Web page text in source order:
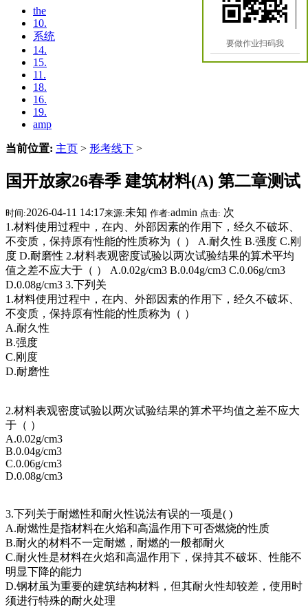
the
10.
系统
14.
15.
11.
18.
16.
19.
amp
当前位置: 主页 > 形考线下 >
国开放家26春季 建筑材料(A) 第二章测试
时间:2026-04-11 14:17来源:未知 作者:admin 点击: 次
1.材料使用过程中，在内、外部因素的作用下，经久不破坏、
不变质，保持原有性能的性质称为（ ） A.耐久性 B.强度 C.刚
度 D.耐磨性 2.材料表观密度试验以两次试验结果的算术平均
值之差不应大于（ ） A.0.02g/cm3 B.0.04g/cm3 C.0.06g/cm3
D.0.08g/cm3 3.下列关
1.材料使用过程中，在内、外部因素的作用下，经久不破坏、
不变质，保持原有性能的性质称为（ ）
A.耐久性
B.强度
C.刚度
D.耐磨性
2.材料表观密度试验以两次试验结果的算术平均值之差不应大
于（ ）
A.0.02g/cm3
B.0.04g/cm3
C.0.06g/cm3
D.0.08g/cm3
3.下列关于耐燃性和耐火性说法有误的一项是( )
A.耐燃性是指材料在火焰和高温作用下可否燃烧的性质
B.耐火的材料不一定耐燃，耐燃的一般都耐火
C.耐火性是材料在火焰和高温作用下，保持其不破坏、性能不
明显下降的能力
D.钢材虽为重要的建筑结构材料，但其耐火性却较差，使用时
须进行特殊的耐火处理
要做作业扫码我